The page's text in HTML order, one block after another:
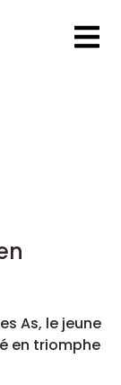
As, le jeune
en triomphe